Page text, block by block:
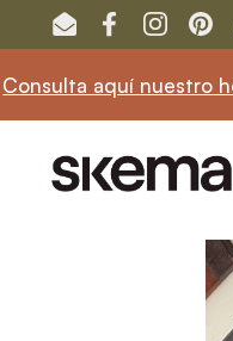
Ir al contenido
EmailFacebook
aquí nuestro horario